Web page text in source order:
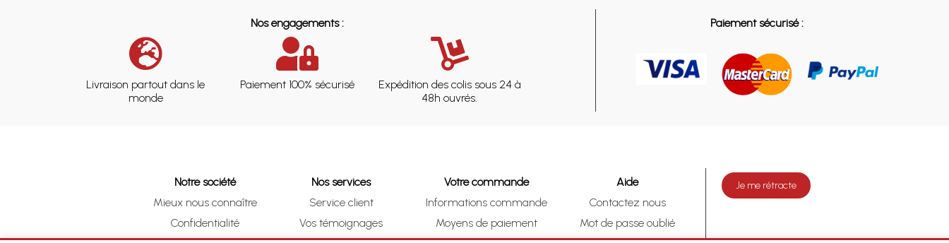
Nos engagements :
Livraison partout dans le
monde
Paiement 100% sécurisé
Expédition des colis sous 24 à
48h ouvrés.
Paiement sécurisé :
Notre société
Mieux nous connaître
Confidentialité
Nos services
Service client
Vos témoignages
Votre commande
Informations commande
Moyens de paiement
Aide
Contactez nous
Mot de passe oublié
Je me rétracte